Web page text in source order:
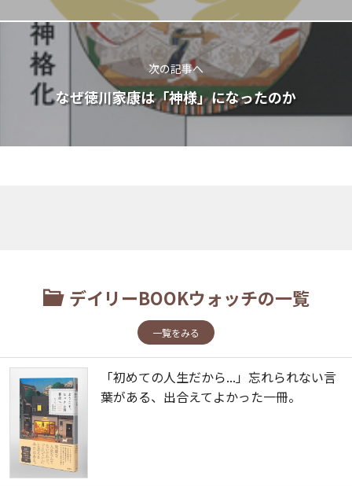
次の記事へ
なぜ徳川家康は「神様」になったのか
デイリーBOOKウォッチの一覧
一覧をみる
「初めての人生だから...」忘れられない言
葉がある、出合えてよかった一冊。